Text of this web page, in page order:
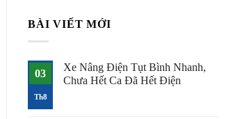
BÀI VIẾT MỚI
03
Th8
Xe Nâng Điện Tụt Bình Nhanh,
Chưa Hết Ca Đã Hết Điện